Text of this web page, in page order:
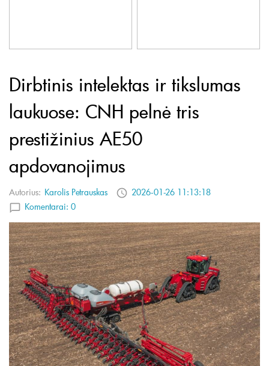
Dirbtinis intelektas ir tikslumas
laukuose: CNH pelnė tris
prestižinius AE50
apdovanojimus
Autorius: Karolis Petrauskas
2026-01-26 11:13:18
Komentarai: 0